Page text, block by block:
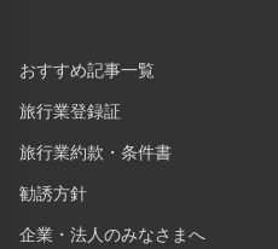
おすすめ記事一覧
旅行業登録証
旅行業約款・条件書
勧誘方針
企業・法人のみなさまへ